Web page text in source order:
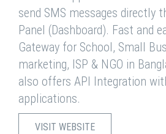
send SMS messages directly
Panel (Dashboard). Fast and
Gateway for School, Small
marketing, ISP & NGO in
also offers API Integration
applications.
VISIT WEBSITE